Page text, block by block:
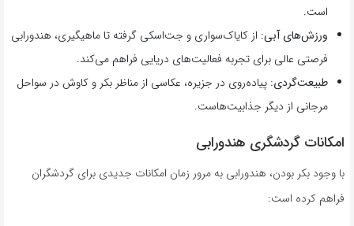
است.
ورزش‌های آبی: از کایاک‌سواری و جت‌اسکی گرفته تا ماهیگیری، هندورابی
فرصتی عالی برای تجربه فعالیت‌های دریایی فراهم می‌کند.
طبیعت‌گردی: پیاده‌روی در جزیره، عکاسی از مناظر بکر و کاوش در سواحل
مرجانی از دیگر جذابیت‌هاست.
امکانات گردشگری هندورابی
با وجود بکر بودن، هندورابی به مرور زمان امکانات جدیدی برای گردشگران
فراهم کرده است: